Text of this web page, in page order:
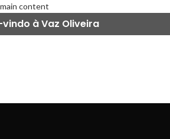
content
vindo à Vaz Oliveira